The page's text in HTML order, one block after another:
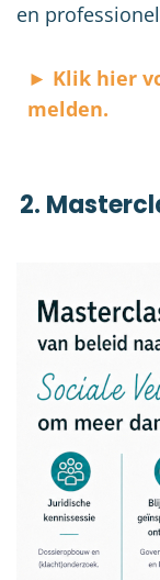
en
► Klik hier
melden.
2.